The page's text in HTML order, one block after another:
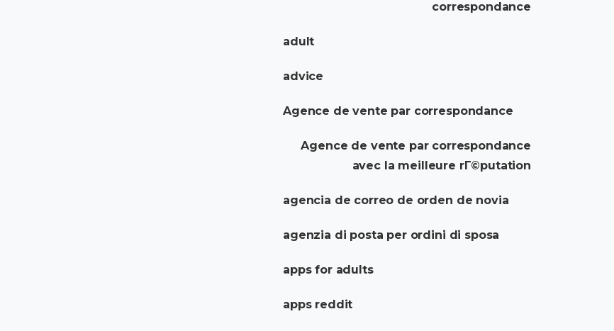
correspondance
adult
advice
Agence de vente par correspondance
Agence de vente par correspondance
avec la meilleure rГ©putation
agencia de correo de orden de novia
agenzia di posta per ordini di sposa
apps for adults
apps reddit